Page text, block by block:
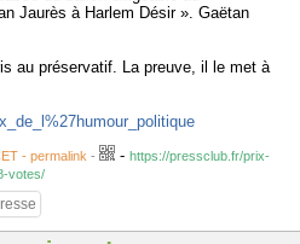
Jaurès à Harlem Désir ». Gaëtan
au préservatif. La preuve, il le met à
- permalink - - https://pressclub.fr/prix-
votes/